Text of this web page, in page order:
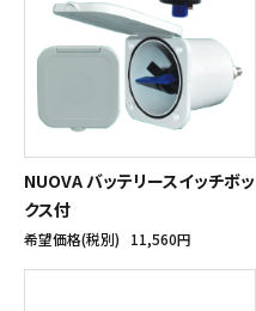
NUOVA バッテリースイッチボッ
クス付
希望価格(税別) 11,560円